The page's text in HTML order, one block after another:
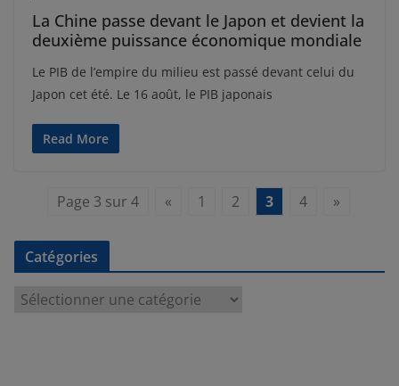
La Chine passe devant le Japon et devient la
deuxième puissance économique mondiale
Le PIB de l’empire du milieu est passé devant celui du
Japon cet été. Le 16 août, le PIB japonais
Read More
Page 3 sur 4 « 1 2 3 4 »
Catégories